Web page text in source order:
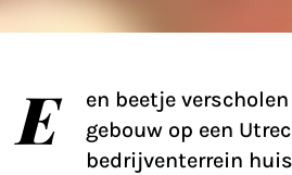
E
en beetje
gebouw op een
bedrijventerrein